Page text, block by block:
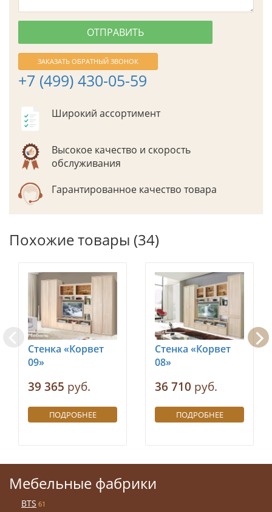
ЗАКАЗАТЬ ОБРАТНЫЙ ЗВОНОК
+7 (499) 430-05-59
Широкий ассортимент
Высокое качество и скорость
обслуживания
Гарантированное качество товара
Похожие товары (34)
Стенка «Корвет
09»
39 365 руб.
ПОДРОБНЕЕ
Стенка «Корвет
08»
36 710 руб.
ПОДРОБНЕЕ
Мебельные фабрики
BTS 61